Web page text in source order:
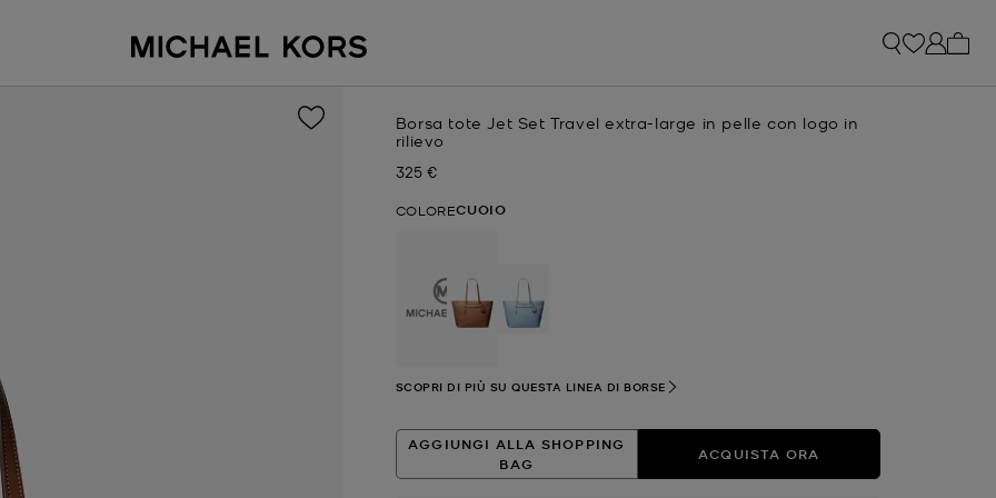
Borsa tote Jet Set Travel extra-large in pelle con logo in
rilievo
Prezzo attuale
325 €
COLORECUOIO
SCOPRI DI PIÙ SU QUESTA LINEA DI BORSE
AGGIUNGI ALLA SHOPPING
BAG
ACQUISTA ORA